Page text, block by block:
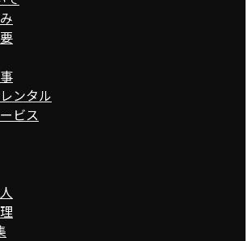
ンタル
ビス